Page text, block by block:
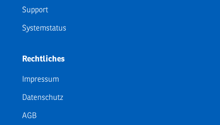
Support
Systemstatus
Rechtliches
Impressum
Datenschutz
AGB